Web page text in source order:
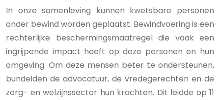
In onze samenleving kunnen kwetsbare personen
onder bewind worden geplaatst. Bewindvoering is een
rechterlijke beschermingsmaatregel die vaak een
ingrijpende impact heeft op deze personen en hun
omgeving. Om deze mensen beter te ondersteunen,
bundelden de advocatuur, de vredegerechten en de
zorg- en welzijnssector hun krachten. Dit leidde op 11